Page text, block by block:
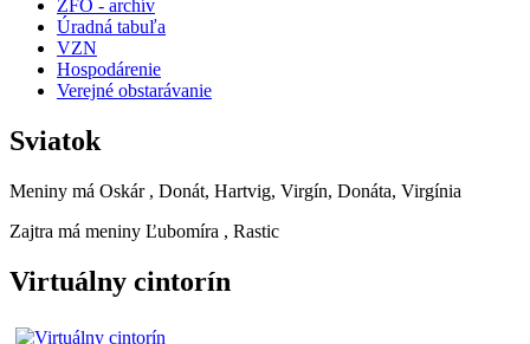
ZFO - archív
Úradná tabuľa
VZN
Hospodárenie
Verejné obstarávanie
Sviatok
Meniny má Oskár , Donát, Hartvig, Virgín, Donáta, Virgínia
Zajtra má meniny Ľubomíra , Rastic
Virtuálny cintorín